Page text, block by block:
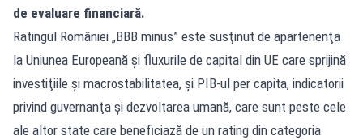
de evaluare financiară.
Ratingul României „BBB minus” este susţinut de apartenenţa
la Uniunea Europeană şi fluxurile de capital din UE care sprijină
investiţiile şi macrostabilitatea, şi PIB-ul per capita, indicatorii
privind guvernanţa şi dezvoltarea umană, care sunt peste cele
ale altor state care beneficiază de un rating din categoria